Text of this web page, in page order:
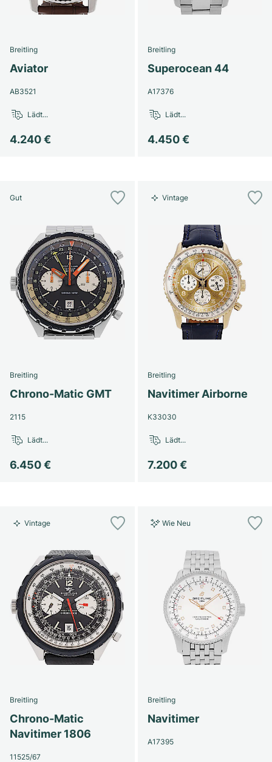
Breitling
Aviator
AB3521
4.240 €
Lädt...
Breitling
Superocean 44
A17376
4.450 €
Lädt...
Gut
Breitling
Chrono-Matic GMT
2115
6.450 €
Lädt...
Vintage
Breitling
Navitimer Airborne
K33030
7.200 €
Lädt...
Vintage
Breitling
Chrono-Matic
Navitimer 1806
11525/67
Wie Neu
Breitling
Navitimer
A17395